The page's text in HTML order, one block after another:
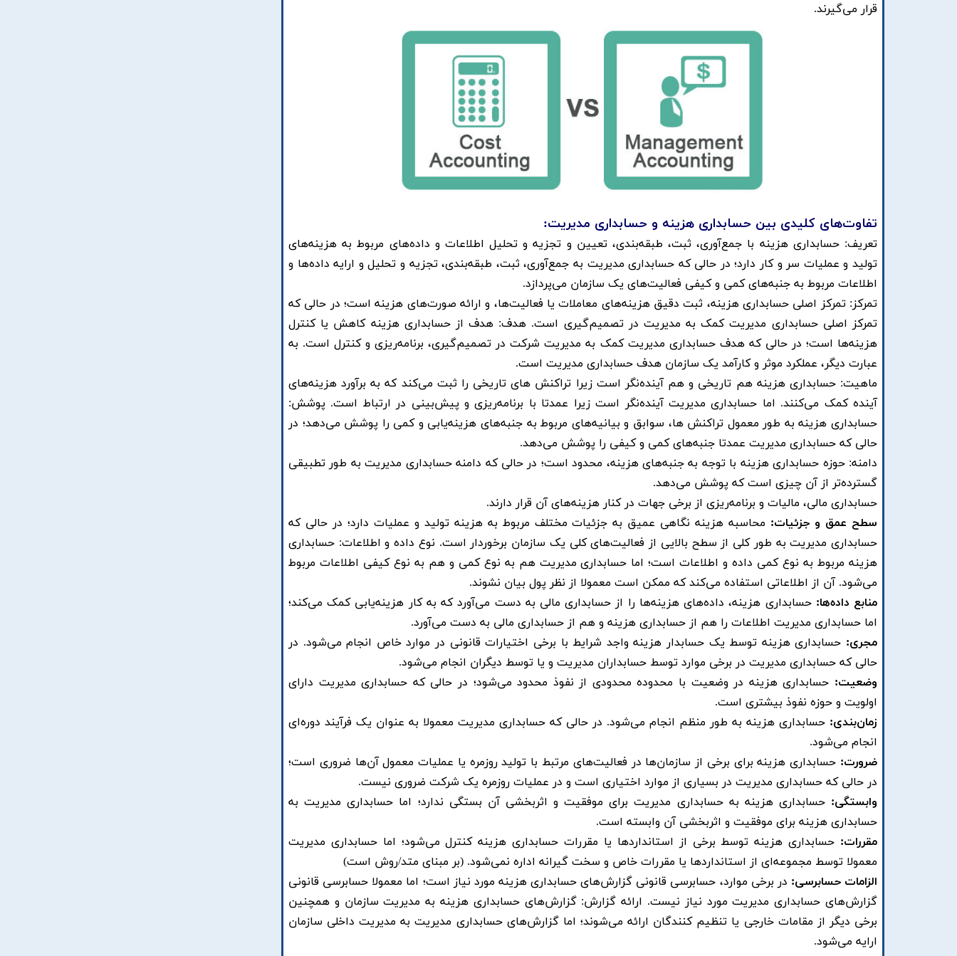
قرار می‌گیرند. ​
تفاوت‌های کلیدی بین حسابداری هزینه و حسابداری مدیریت:
تعریف: حسابداری هزینه با جمع‌آوری، ثبت، طبقه‌بندی، تعیین و تجزیه و تحلیل اطلاعات و داده‌های مربوط به هزینه‌های
تولید و عملیات سر و کار دارد؛ در حالی که حسابداری مدیریت به جمع‌آوری، ثبت، طبقه‌بندی، تجزیه و تحلیل و ارایه داده‌ها و
اطلاعات مربوط به جنبه‌های کمی و کیفی فعالیت‌های یک سازمان می‌پردازد. ​
تمرکز: تمرکز اصلی حسابداری هزینه، ثبت دقیق هزینه‌های معاملات یا فعالیت‌ها، و ارائه صورت‌های هزینه است؛ در حالی که
تمرکز اصلی حسابداری مدیریت کمک به مدیریت در تصمیم‌گیری است. هدف: هدف از حسابداری هزینه کاهش یا کنترل
هزینه‌ها است؛ در حالی که هدف حسابداری مدیریت کمک به مدیریت شرکت در تصمیم‌گیری، برنامه‌ریزی و کنترل است. به
عبارت دیگر، عملکرد موثر و کارآمد یک سازمان هدف حسابداری مدیریت است. ​
ماهیت: حسابداری هزینه هم تاریخی و هم آینده‌نگر است زیرا تراکنش های تاریخی را ثبت می‌کند که به برآورد هزینه‌های
آینده کمک می‌کنند. اما حسابداری مدیریت آینده‌نگر است زیرا عمدتا با برنامه‌ریزی و پیش‌بینی در ارتباط است. پوشش:
حسابداری هزینه به طور معمول تراکنش ها، سوابق و بیانیه‌های مربوط به جنبه‌های هزینه‌یابی و کمی را پوشش می‌دهد؛ در
حالی که حسابداری مدیریت عمدتا جنبه‌های کمی و کیفی را پوشش می‌دهد. ​
دامنه: حوزه حسابداری هزینه با توجه به جنبه‌های هزینه، محدود است؛ در حالی که دامنه حسابداری مدیریت به طور تطبیقی
گسترده‌تر از آن چیزی است که پوشش می‌دهد. ​
حسابداری مالی، مالیات و برنامه‌ریزی از برخی جهات در کنار هزینه‌های آن قرار دارند. ​
سطح عمق و جزئیات: محاسبه هزینه نگاهی عمیق به جزئیات مختلف مربوط به هزینه تولید و عملیات دارد؛ در حالی که
حسابداری مدیریت به طور کلی از سطح بالایی از فعالیت‌های کلی یک سازمان برخوردار است. نوع داده و اطلاعات: حسابداری
هزینه مربوط به نوع کمی داده و اطلاعات است؛ اما حسابداری مدیریت هم به نوع کمی و هم به نوع کیفی اطلاعات مربوط
می‌شود. آن از اطلاعاتی استفاده می‌کند که ممکن است معمولا از نظر پول بیان نشوند. ​
منابع داده‌ها: حسابداری هزینه، داده‌های هزینه‌ها را از حسابداری مالی به دست می‌آورد که به کار هزینه‌یابی کمک می‌کند؛
اما حسابداری مدیریت اطلاعات را هم از حسابداری هزینه و هم از حسابداری مالی به دست می‌آورد. ​
مجری: حسابداری هزینه توسط یک حسابدار هزینه واجد شرایط با برخی اختیارات قانونی در موارد خاص انجام می‌شود. در
حالی که حسابداری مدیریت در برخی موارد توسط حسابداران مدیریت و یا توسط دیگران انجام می‌شود. ​
وضعیت: حسابداری هزینه در وضعیت با محدوده محدودی از نفوذ محدود می‌شود؛ در حالی که حسابداری مدیریت دارای
اولویت و حوزه نفوذ بیشتری است. ​
زمان‌بندی: حسابداری هزینه به طور منظم انجام می‌شود. در حالی که حسابداری مدیریت معمولا به عنوان یک فرآیند دوره‌ای
انجام می‌شود. ​
ضرورت: حسابداری هزینه برای برخی از سازمان‌ها در فعالیت‌های مرتبط با تولید روزمره یا عملیات معمول آن‌ها ضروری است؛
در حالی که حسابداری مدیریت در بسیاری از موارد اختیاری است و در عملیات روزمره یک شرکت ضروری نیست. ​
وابستگی:حسابداری هزینه به حسابداری مدیریت برای موفقیت و اثربخشی آن بستگی ندارد؛ اما حسابداری مدیریت به
حسابداری هزینه برای موفقیت و اثربخشی آن وابسته است. ​
مقررات: حسابداری هزینه توسط برخی از استانداردها یا مقررات حسابداری هزینه کنترل می‌شود؛ اما حسابداری مدیریت
معمولا توسط مجموعه‌ای از استانداردها یا مقررات خاص و سخت گیرانه اداره نمی‌شود. (بر مبنای متد/روش است)
الزامات حسابرسی: در برخی موارد، حسابرسی قانونی گزارش‌های حسابداری هزینه مورد نیاز است؛ اما معمولا حسابرسی قانونی
گزارش‌های حسابداری مدیریت مورد نیاز نیست. ارائه گزارش: گزارش‌های حسابداری هزینه به مدیریت سازمان و همچنین
برخی دیگر از مقامات خارجی یا تنظیم کنندگان ارائه می‌شوند؛ اما گزارش‌های حسابداری مدیریت به مدیریت داخلی سازمان
ارایه می‌شود. ​​​​​​​